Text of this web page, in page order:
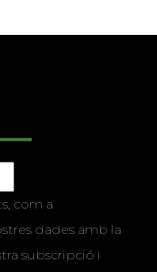
com a
dades amb la
subscripció i